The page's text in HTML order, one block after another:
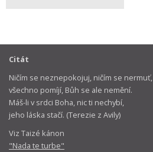
Citát
Ničím se neznepokojuj, ničím se nermuť,
všechno pomíjí, Bůh se ale nemění.
Máš-li v srdci Boha, nic ti nechybí,
jeho láska stačí. (Terezie z Avily)
Viz Taizé kánon
"Nada te turbe"